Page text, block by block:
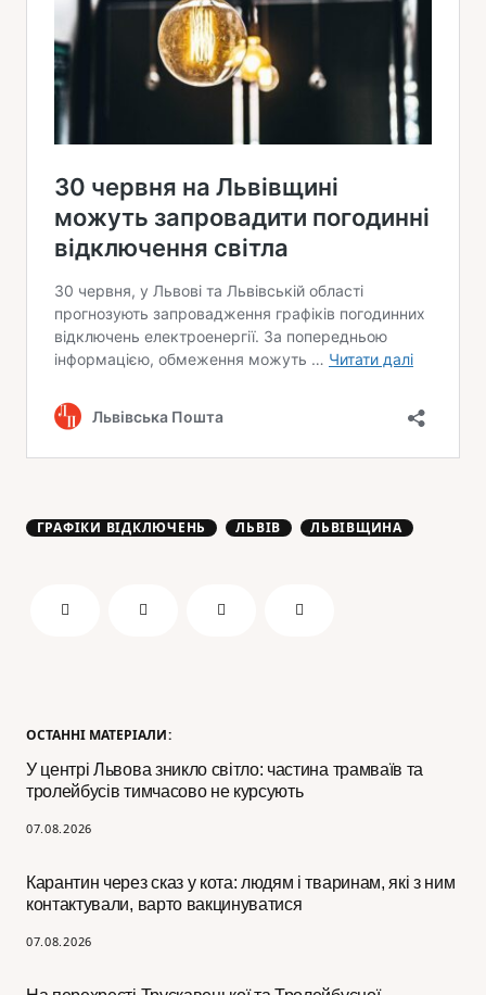
ОСТАННІ МАТЕРІАЛИ:
У центрі Львова зникло світло: частина трамваїв та
тролейбусів тимчасово не курсують
07.08.2026
Карантин через сказ у кота: людям і тваринам, які з ним
контактували, варто вакцинуватися
07.08.2026
ГРАФІКИ ВІДКЛЮЧЕНЬ ЛЬВІВ ЛЬВІВЩИНА